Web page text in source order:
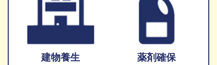
建物養生 薬剤確保